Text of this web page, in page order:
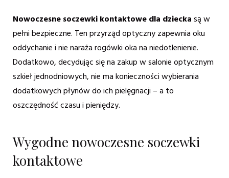
Nowoczesne soczewki kontaktowe dla dzieckasą w
pełni bezpieczne. Ten przyrząd optyczny zapewnia oku
oddychanie i nie naraża rogówki oka na niedotlenienie.
Dodatkowo, decydując się na zakup w salonie optycznym
szkieł jednodniowych, nie ma konieczności wybierania
dodatkowych płynów do ich pielęgnacji – a to
oszczędność czasu i pieniędzy.
Wygodne nowoczesne soczewki
kontaktowe